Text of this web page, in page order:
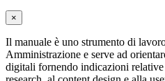
×
Il manuale è uno strumento di
Amministrazione e serve ad
digitali fornendo indicazioni relative